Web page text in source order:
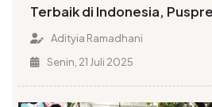
Terbaik di Indonesia,
Menobatkan Peringkat 6
Adityia Ramadhani
Senin, 21 Juli 2025